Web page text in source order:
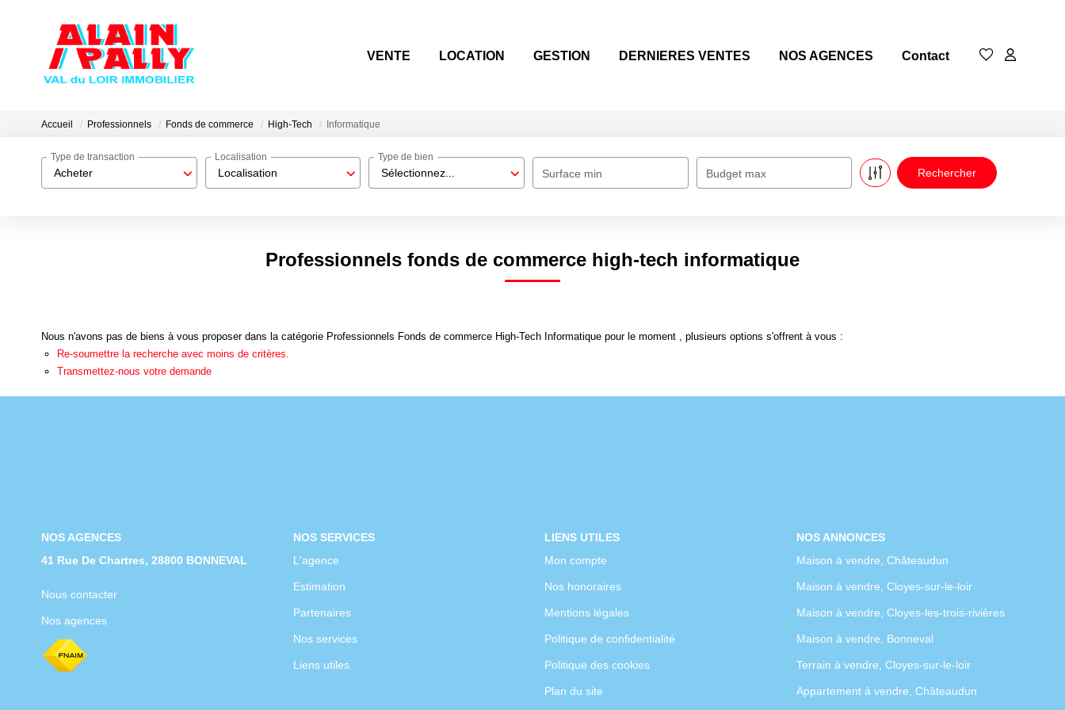
VENTE LOCATION GESTION DERNIERES VENTES NOS AGENCES Contact
Accueil Professionnels Fonds de commerce High-Tech Informatique
Acheter
Type de transaction
Localisation
Localisation
Sélectionnez...
Type de bien
Surface min Budget max
Professionnels fonds de commerce high-tech informatique
Nous n'avons pas de biens à vous proposer dans la catégorie Professionnels Fonds de commerce High-Tech Informatique pour le moment , plusieurs options s'offrent à vous :
Re-soumettre la recherche avec moins de critères.
Transmettez-nous votre demande
NOS AGENCES
41 Rue De Chartres, 28800 BONNEVAL
Nous contacter
Nos agences
NOS SERVICES
L'agence
Estimation
Partenaires
Nos services
Liens utiles
LIENS UTILES
Mon compte
Nos honoraires
Mentions légales
Politique de confidentialité
Politique des cookies
Plan du site
NOS ANNONCES
Maison à vendre, Châteaudun
Maison à vendre, Cloyes-sur-le-loir
Maison à vendre, Cloyes-les-trois-rivières
Maison à vendre, Bonneval
Terrain à vendre, Cloyes-sur-le-loir
Appartement à vendre, Châteaudun